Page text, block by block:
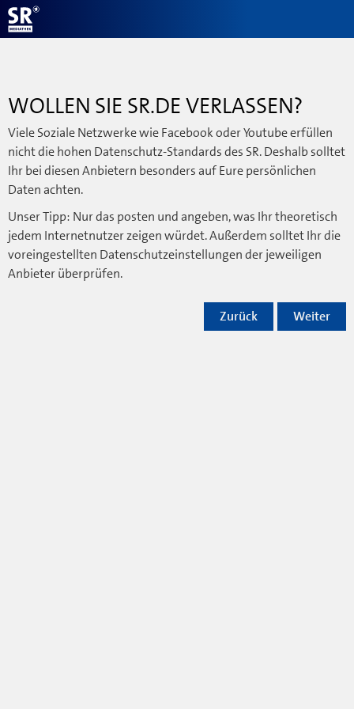
WOLLEN SIE SR.DE VERLASSEN?
Viele Soziale Netzwerke wie Facebook oder Youtube erfüllen
nicht die hohen Datenschutz-Standards des SR. Deshalb solltet
Ihr bei diesen Anbietern besonders auf Eure persönlichen
Daten achten.
Unser Tipp: Nur das posten und angeben, was Ihr theoretisch
jedem Internetnutzer zeigen würdet. Außerdem solltet Ihr die
voreingestellten Datenschutzeinstellungen der jeweiligen
Anbieter überprüfen.
Weiter
Zurück